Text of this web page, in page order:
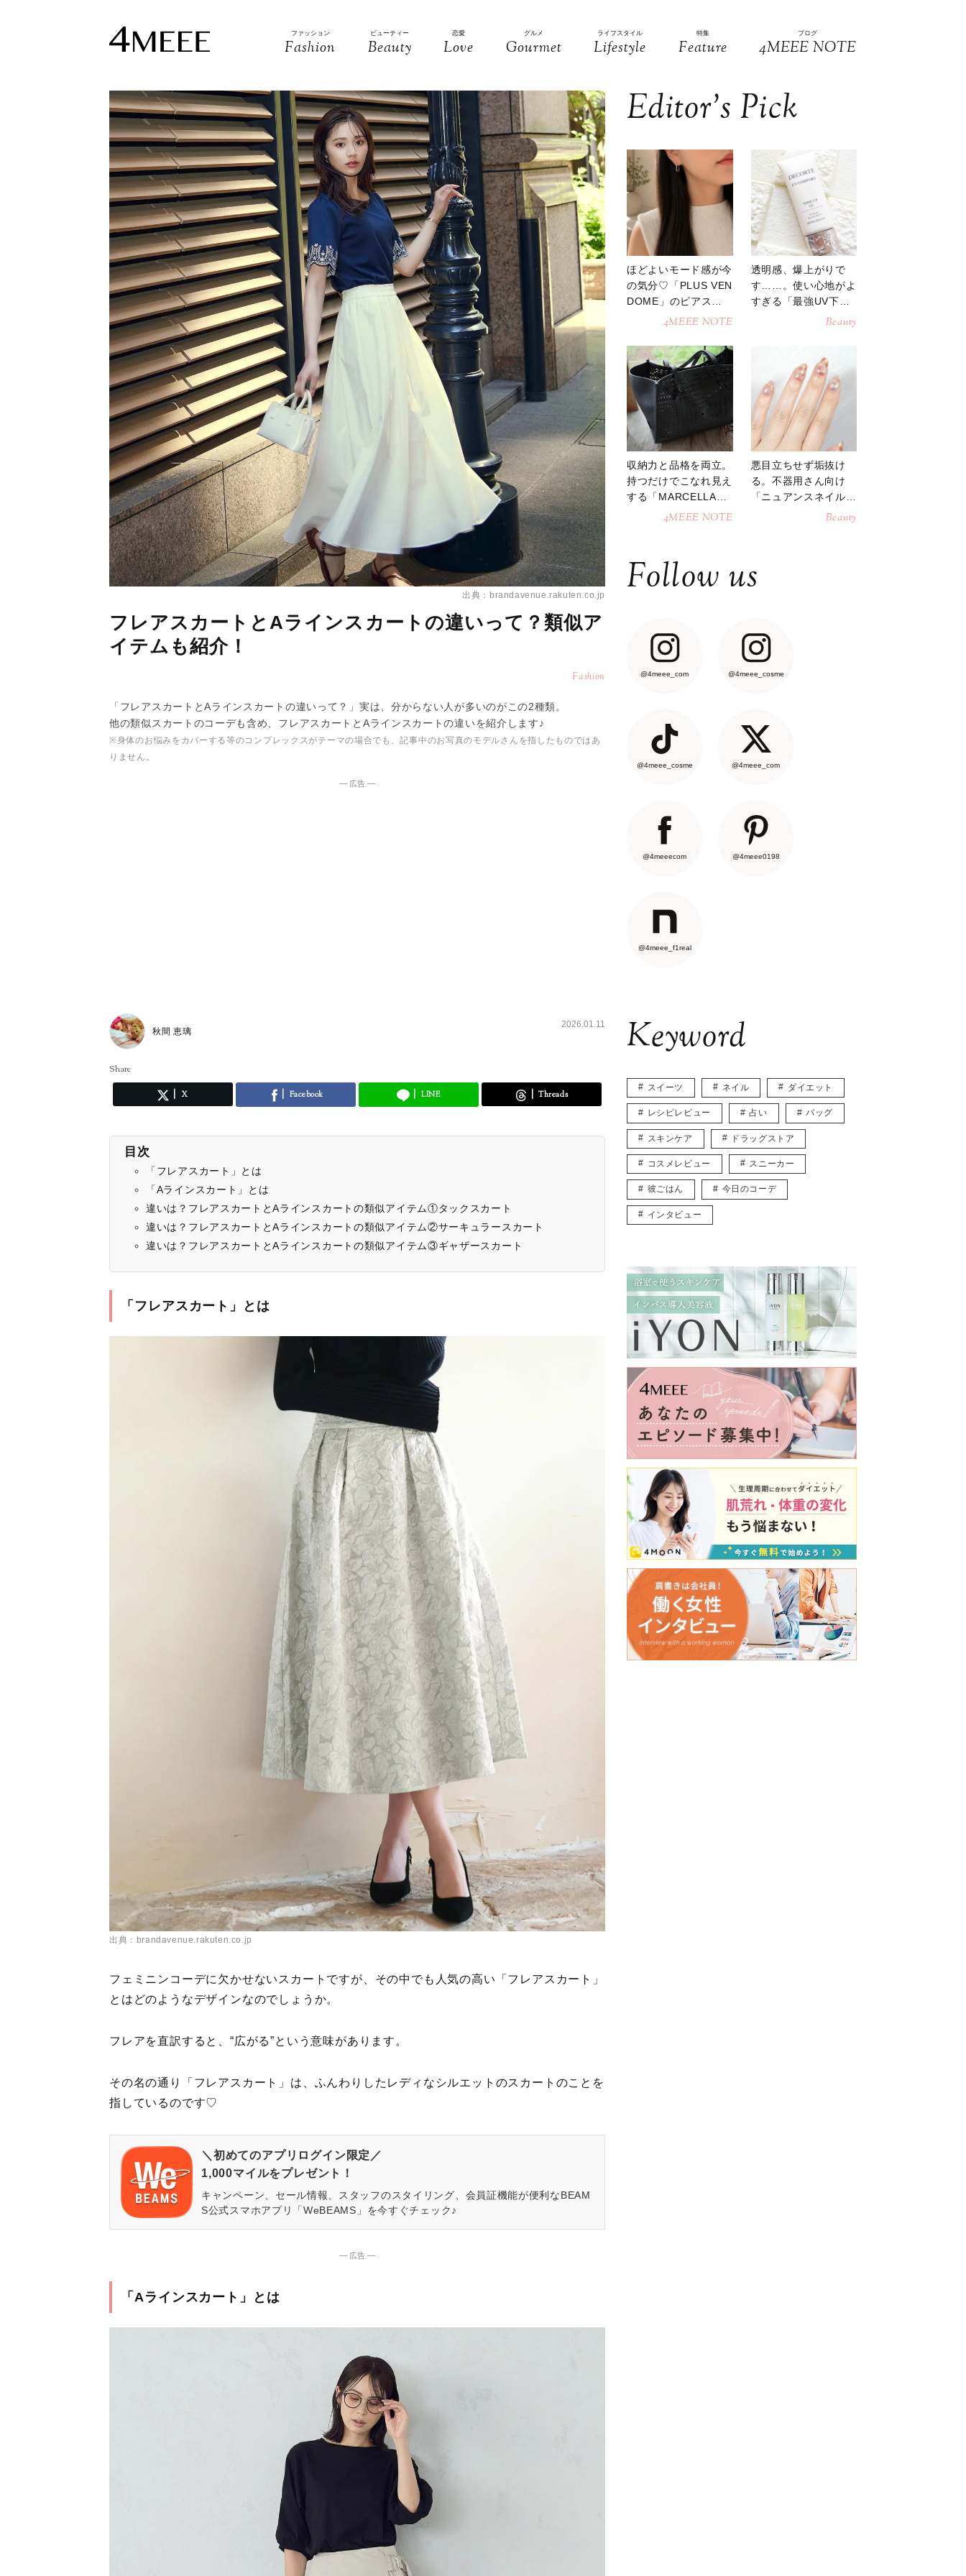
ファッション
Fashion
ビューティー
Beauty
恋愛
Love
グルメ
Gourmet
ライフスタイル
Lifestyle
特集
Feature
ブログ
4MEEE NOTE
出典：brandavenue.rakuten.co.jp
フレアスカートとAラインスカートの違いって？類似ア
イテムも紹介！
Fashion
「フレアスカートとAラインスカートの違いって？」実は、分からない人が多いのがこの2種類。
他の類似スカートのコーデも含め、フレアスカートとAラインスカートの違いを紹介します♪
※身体のお悩みをカバーする等のコンプレックスがテーマの場合でも、記事中のお写真のモデルさんを指したものではあ
りません。
― 広告 ―
秋間 恵璃
2026.01.11
Share
X Facebook LINE Threads
目次
「フレアスカート」とは
「Aラインスカート」とは
違いは？フレアスカートとAラインスカートの類似アイテム①タックスカート
違いは？フレアスカートとAラインスカートの類似アイテム②サーキュラースカート
違いは？フレアスカートとAラインスカートの類似アイテム③ギャザースカート
「フレアスカート」とは
出典：brandavenue.rakuten.co.jp
フェミニンコーデに欠かせないスカートですが、その中でも人気の高い「フレアスカート」
とはどのようなデザインなのでしょうか。
フレアを直訳すると、“広がる”という意味があります。
その名の通り「フレアスカート」は、ふんわりしたレディなシルエットのスカートのことを
指しているのです♡
＼初めてのアプリログイン限定／
1,000マイルをプレゼント！
キャンペーン、セール情報、スタッフのスタイリング、会員証機能が便利なBEAM
S公式スマホアプリ「WeBEAMS」を今すぐチェック♪
― 広告 ―
「Aラインスカート」とは
Editor’s Pick
ほどよいモード感が今
の気分♡「PLUS VEN
DOME」のピアスが
4MEEE NOTE
透明感、爆上がりで
す……。使い心地がよ
すぎる「最強UV下
Beauty
収納力と品格を両立。
持つだけでこなれ見え
する「MARCELLAト
ートバッグ」4MEEE NOTE
悪目立ちせず垢抜け
る。不器用さん向け
「ニュアンスネイル」
Beauty
Follow us
@4meee_com @4meee_cosme
@4meee_cosme @4meee_com
@4meeecom @4meee0198
@4meee_f1real
Keyword
スイーツ ネイル ダイエット
レシピレビュー 占い バッグ
スキンケア ドラッグストア
コスメレビュー スニーカー
彼ごはん 今日のコーデ
インタビュー